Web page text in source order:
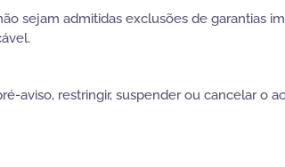
sejam admitidas exclusões de garantias
aviso, restringir, suspender ou cancelar o